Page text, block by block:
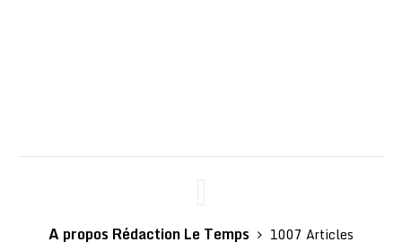
A propos Rédaction Le Temps
1007 Articles